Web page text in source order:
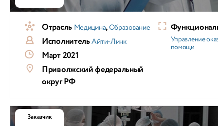
Отрасль Медицина,Образование
ИсполнительАйти-Линк
Март 2021
Приволжский федеральный
округ РФ
Управление
помощи
Заказчик